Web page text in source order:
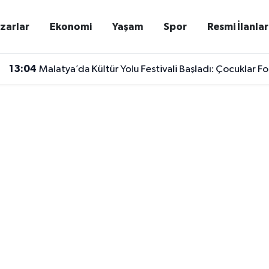
Ekonomi Yaşam Spor Resmi İlanlar
13:04 Malatya’da Kültür Yolu Festivali Başladı: Çocuklar